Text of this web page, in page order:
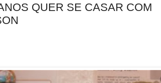
QUER SE CASAR COM